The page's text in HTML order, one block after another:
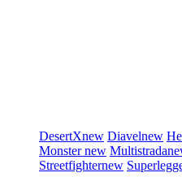
DesertXnew Diavelnew
Monsternew Multistrada
Streetfighternew